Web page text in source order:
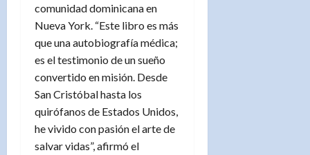
comunidad dominicana en
Nueva York. “Este libro es más
que una autobiografía médica;
es el testimonio de un sueño
convertido en misión. Desde
San Cristóbal hasta los
quirófanos de Estados Unidos,
he vivido con pasión el arte de
salvar vidas”, afirmó el